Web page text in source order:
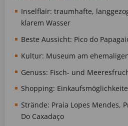
Inselflair: traumhafte,
klarem Wasser
Beste Aussicht: Pico do
Kultur: Museum am
Genuss: Fisch- und
Shopping:
Strände: Praia Lopes Mendes,
Do Caxadaço